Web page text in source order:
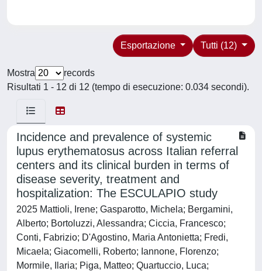
Tutti (12)
Esportazione
Mostra
records
Risultati 1 - 12 di 12 (tempo di esecuzione: 0.034 secondi).
Incidence and prevalence of systemic
lupus erythematosus across Italian referral
centers and its clinical burden in terms of
disease severity, treatment and
hospitalization: The ESCULAPIO study
2025 Mattioli, Irene; Gasparotto, Michela; Bergamini,
Alberto; Bortoluzzi, Alessandra; Ciccia, Francesco;
Conti, Fabrizio; D'Agostino, Maria Antonietta; Fredi,
Micaela; Giacomelli, Roberto; Iannone, Florenzo;
Mormile, Ilaria; Piga, Matteo; Quartuccio, Luca;